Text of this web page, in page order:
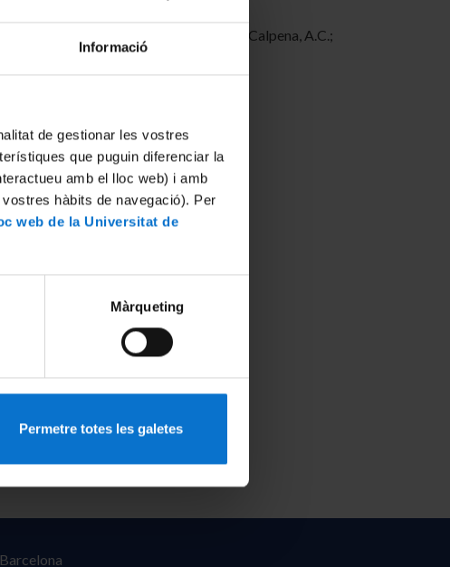
Informació
de gestionar les vostres
que puguin diferenciar la
amb el lloc web) i amb
hàbits de navegació). Per
web de la Universitat de
Màrqueting
Permetre totes les galetes
Espina, M.; Badia, J.; Baldoma, L.; Calpena, A.C.;